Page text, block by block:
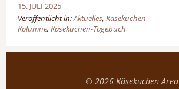
15. JULI 2025
Veröffentlicht in:Aktuelles, Käsekuchen
Kolumne, Käsekuchen-Tagebuch
© 2026 Käsekuchen Area